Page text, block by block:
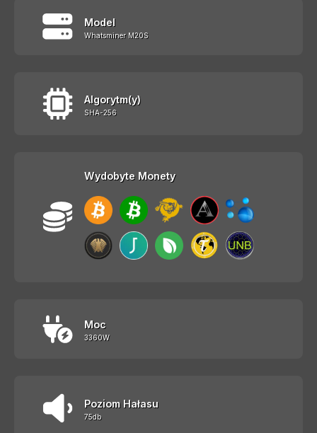
Model
Whatsminer M20S
Algorytm(y)
SHA-256
Wydobyte Monety
Moc
3360W
Poziom Hałasu
75db